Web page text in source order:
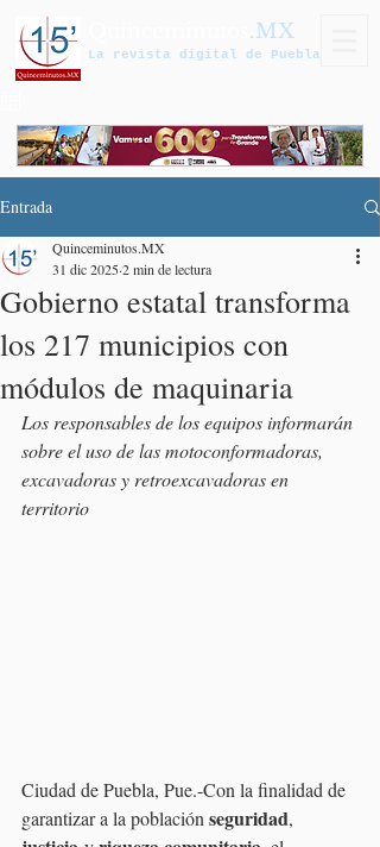
.MX
La revista digital de Puebla
Entrada
Gobierno estatal transforma
los 217 municipios con
módulos de maquinaria
Quinceminutos.MX
31 dic 20252 min de lectura
Los responsables de los equipos informarán
sobre el uso de las motoconformadoras,
excavadoras y retroexcavadoras en
territorio
Ciudad de Puebla, Pue.-Con la finalidad de
garantizar a la población seguridad,